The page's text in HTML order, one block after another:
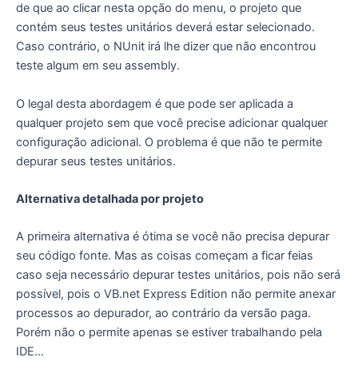
de que ao clicar nesta opção do menu, o projeto que
contém seus testes unitários deverá estar selecionado.
Caso contrário, o NUnit irá lhe dizer que não encontrou
teste algum em seu assembly.
O legal desta abordagem é que pode ser aplicada a
qualquer projeto sem que você precise adicionar qualquer
configuração adicional. O problema é que não te permite
depurar seus testes unitários.
Alternativa detalhada por projeto
A primeira alternativa é ótima se você não precisa depurar
seu código fonte. Mas as coisas começam a ficar feias
caso seja necessário depurar testes unitários, pois não será
possível, pois o VB.net Express Edition não permite anexar
processos ao depurador, ao contrário da versão paga.
Porém não o permite apenas se estiver trabalhando pela
IDE…